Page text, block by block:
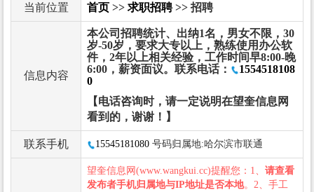
当前位置 首页 >> 求职招聘>> 招聘
信息内容
本公司招聘统计、出纳1名，男女不限，30
岁-50岁，要求大专以上，熟练使用办公软
件，2年以上相关经验，工作时间早8:00-晚
6:00，薪资面议。联系电话：
1554518108
0
【电话咨询时，请一定说明在望奎信息网
看到的，谢谢！】
联系手机 15545181080 号码归属地:哈尔滨市联通
望奎信息网(www.wangkui.cc)提醒您：1、 请查看
发布者手机归属地与IP地址是否本地。2、手工